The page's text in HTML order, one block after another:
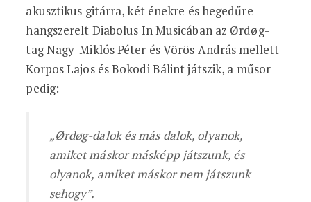
akusztikus gitárra, két énekre és hegedűre
hangszerelt Diabolus In Musicában az Ørdøg-
tag Nagy-Miklós Péter és Vörös András mellett
Korpos Lajos és Bokodi Bálint játszik, a műsor
pedig:
„Ørdøg-dalok és más dalok, olyanok,
amiket máskor másképp játszunk, és
olyanok, amiket máskor nem játszunk
sehogy”.